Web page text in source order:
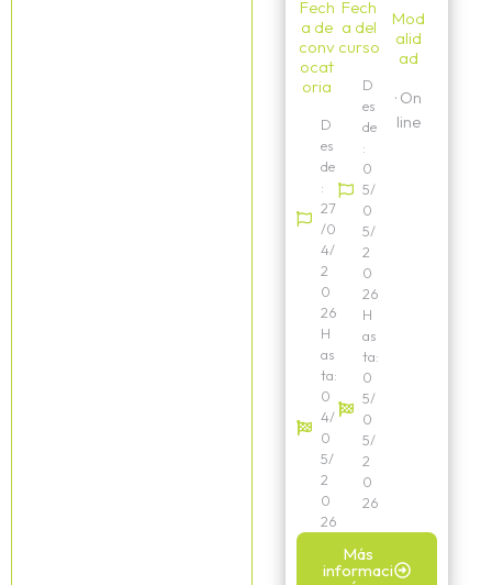
Fech
a de
conv
ocat
oria
D
es
de
:
27
/0
4/
2
0
26
H
as
ta:
0
4/
0
5/
2
0
26
Fech
a del
curso
D
es
de
:
0
5/
0
5/
2
0
26
H
as
ta:
0
5/
0
5/
2
0
26
Mod
alid
ad
· On
line
Más
informaci